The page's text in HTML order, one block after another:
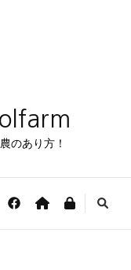
のあり方！